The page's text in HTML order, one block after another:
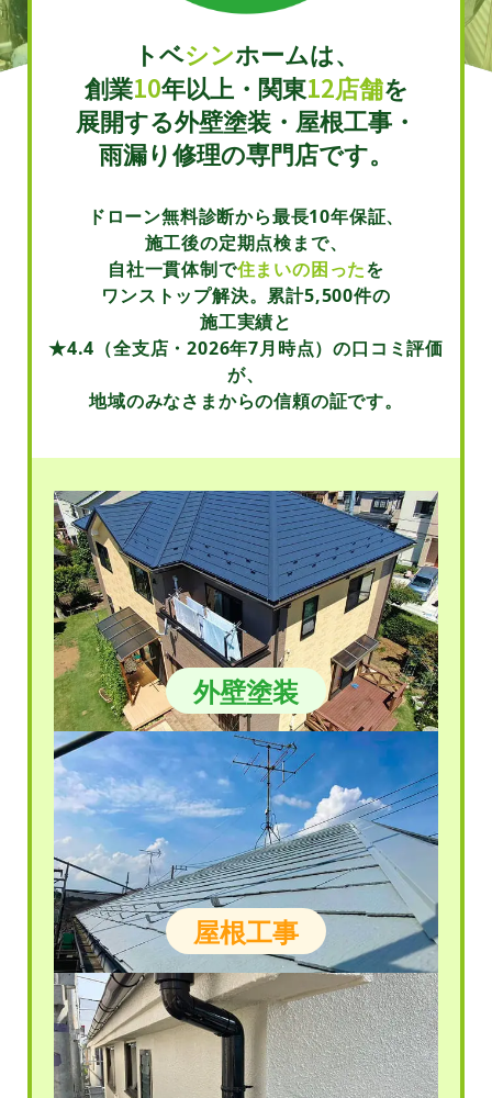
トベシンホームは、
創業10年以上・関東12店舗を
展開する外壁塗装・屋根工事・
雨漏り修理の専門店です。
ドローン無料診断から最長10年保証、
施工後の定期点検まで、
自社一貫体制で住まいの困ったを
ワンストップ解決。累計5,500件の
施工実績と
★4.4 （全支店・2026年7月時点）の口コミ評価
が、
地域のみなさまからの信頼の証です。
外壁塗装
屋根工事